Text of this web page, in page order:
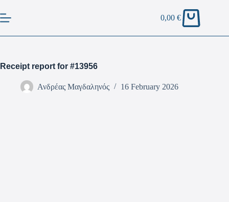
0,00€
Receipt report for #13956
Ανδρέας Μαγδαληνός 16 February 2026